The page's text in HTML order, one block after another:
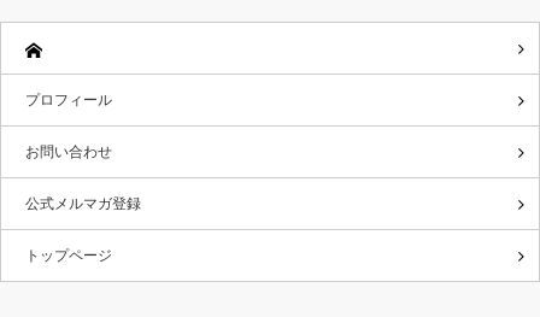
プロフィール
お問い合わせ
公式メルマガ登録
トップページ